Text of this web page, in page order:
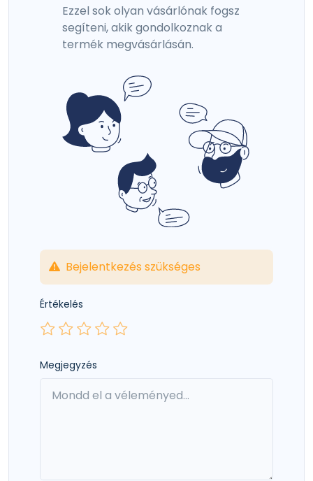
Ezzel sok olyan vásárlónak fogsz
segíteni, akik gondolkoznak a
termék megvásárlásán.
Bejelentkezés szükséges
Értékelés
Megjegyzés